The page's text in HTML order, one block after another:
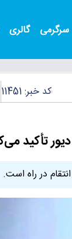
سرگرمی گالری
کد خبر:11451